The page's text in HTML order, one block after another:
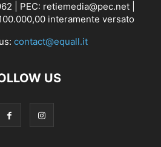
| PEC: retiemedia@pec.net |
interamente versato
contact@equall.it
US